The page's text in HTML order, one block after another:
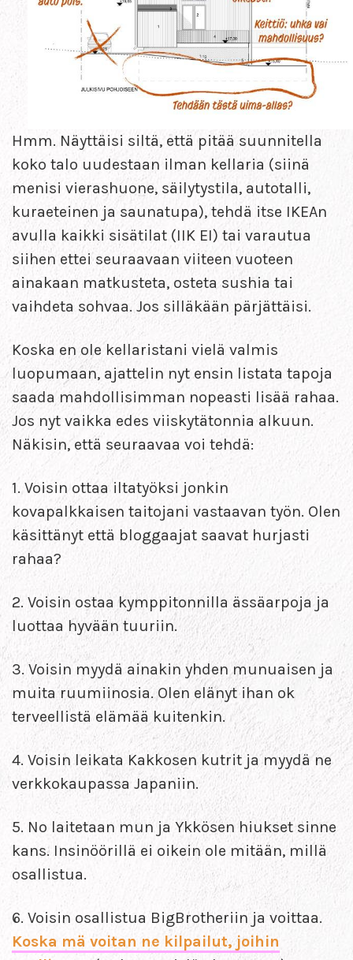
Hmm. Näyttäisi siltä, että pitää suunnitella
koko talo uudestaan ilman kellaria (siinä
menisi vierashuone, säilytystila, autotalli,
kuraeteinen ja saunatupa), tehdä itse IKEAn
avulla kaikki sisätilat (IIK EI) tai varautua
siihen ettei seuraavaan viiteen vuoteen
ainakaan matkusteta, osteta sushia tai
vaihdeta sohvaa. Jos silläkään pärjättäisi.
Koska en ole kellaristani vielä valmis
luopumaan, ajattelin nyt ensin listata tapoja
saada mahdollisimman nopeasti lisää rahaa.
Jos nyt vaikka edes viiskytätonnia alkuun.
Näkisin, että seuraavaa voi tehdä:
1. Voisin ottaa iltatyöksi jonkin
kovapalkkaisen taitojani vastaavan työn. Olen
käsittänyt että bloggaajat saavat hurjasti
rahaa?
2. Voisin ostaa kymppitonnilla ässäarpoja ja
luottaa hyvään tuuriin.
3. Voisin myydä ainakin yhden munuaisen ja
muita ruumiinosia. Olen elänyt ihan ok
terveellistä elämää kuitenkin.
4. Voisin leikata Kakkosen kutrit ja myydä ne
verkkokaupassa Japaniin.
5. No laitetaan mun ja Ykkösen hiukset sinne
kans. Insinöörillä ei oikein ole mitään, millä
osallistua.
6. Voisin osallistua BigBrotheriin ja voittaa.
Koska mä voitan ne kilpailut, joihin